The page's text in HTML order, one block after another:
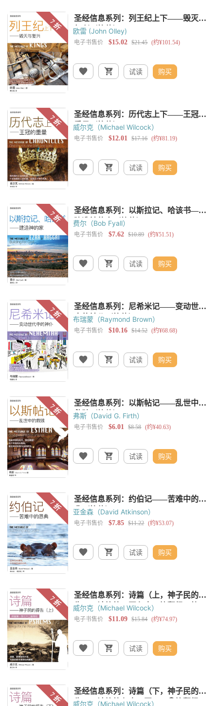
欧雷 (John Olley)
试读 购买
威尔克（Michael Wilcock）
试读 购买
费尔（Bob Fyall）
试读 购买
布瑞蒙（Raymond Brown）
试读 购买
弗斯（David G. Firth）
试读 购买
亚金森（David Atkinson）
试读 购买
威尔克（Michael Wilcock）
试读 购买
威尔克（Michael Wilcock）